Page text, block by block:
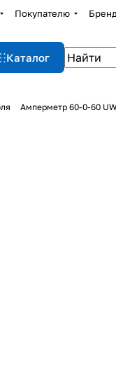
Покупателю
Каталог
Амперметр 60-0-60